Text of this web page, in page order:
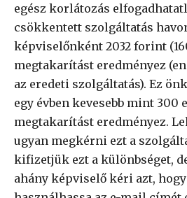
egész korlátozás
csökkentett szolgáltatás
képviselőnként 2032 forint
megtakarítást eredményez
az eredeti szolgáltatás). Ez
egy évben kevesebb mint 300
megtakarítást eredményez.
ugyan megkérni ezt a
kifizetjük ezt a különbséget,
ahány képviselő kéri azt,